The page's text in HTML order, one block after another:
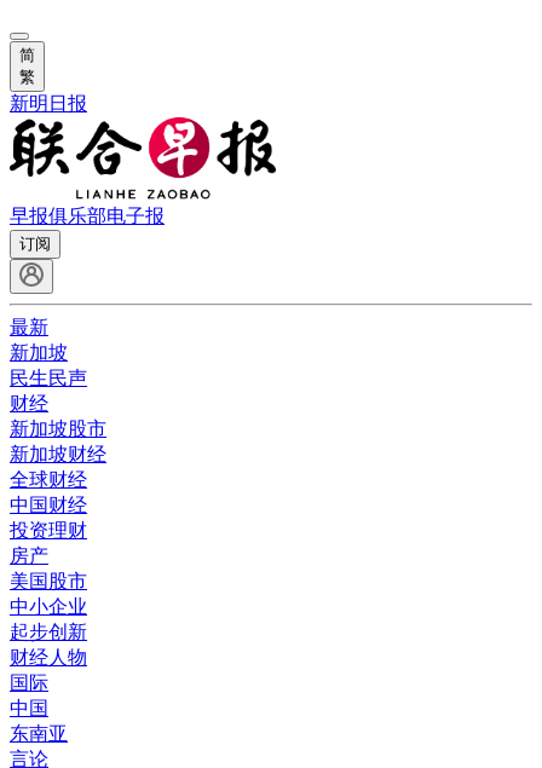
简
繁
新明日报
早报俱乐部电子报
订阅
最新
新加坡
民生民声
财经
新加坡股市
新加坡财经
全球财经
中国财经
投资理财
房产
美国股市
中小企业
起步创新
财经人物
国际
中国
东南亚
言论